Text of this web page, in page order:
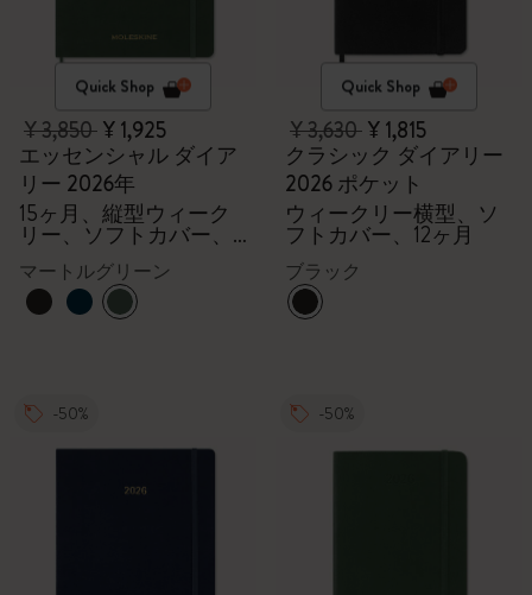
Quick Shop
¥ 3,850¥ 1,925
エッセンシャル ダイア
リー 2026年
15ヶ月、縦型ウィーク
リー、ソフトカバー、
マートルグリーン
Quick Shop
¥ 3,630¥ 1,815
クラシック ダイアリー
2026 ポケット
ウィークリー横型、ソ
フトカバー、12ヶ月
ブラック
-50% -50%